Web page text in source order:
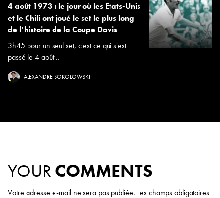
4 août 1973 : le jour où les Etats-Unis
et le Chili ont joué le set le plus long
de l’histoire de la Coupe Davis
3h45 pour un seul set, c'est ce qui s'est
passé le 4 août...
ALEXANDRE SOKOLOWSKI
YOUR COMMENTS
Votre adresse e-mail ne sera pas publiée. Les champs obligatoires